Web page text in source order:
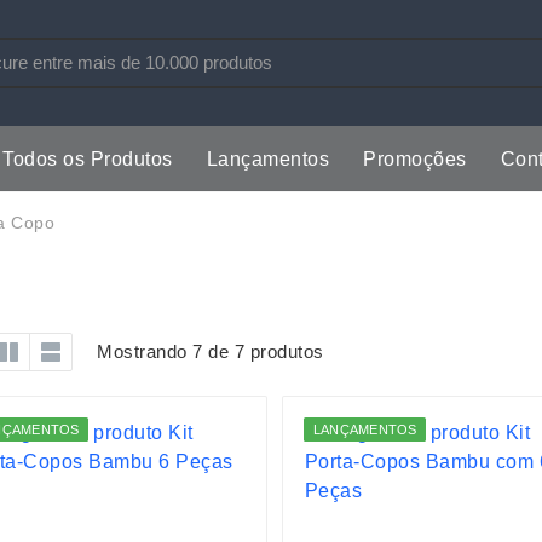
Executivos
Espelhos
Esporte e Jogos
Kit Queijo
Todos os Produtos Lançamentos Promoções
Copo
Mostrando 7 de 7 produtos
LANÇAMENTOS